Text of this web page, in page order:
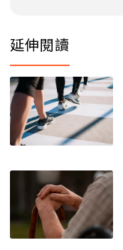
延伸閱讀